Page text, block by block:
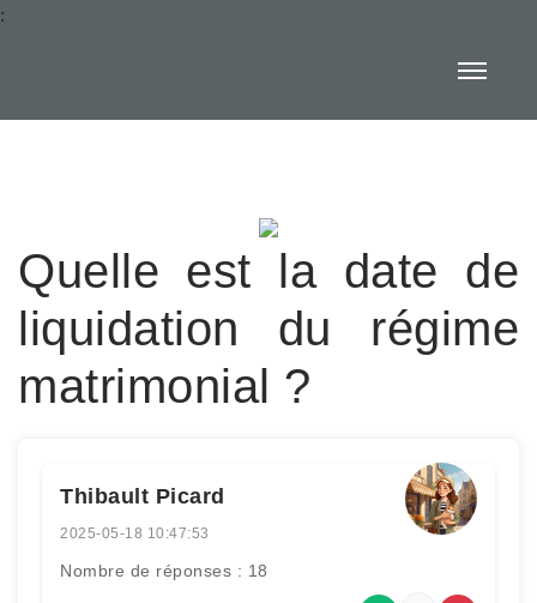
:
Quelle est la date de
liquidation du régime
matrimonial ?
Thibault Picard
2025-05-18 10:47:53
Nombre de réponses : 18